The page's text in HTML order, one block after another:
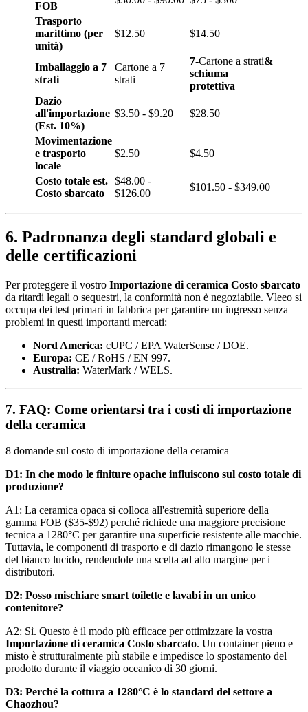
FOB
Trasporto
marittimo (per
unità)
$12.50 $14.50
Imballaggio a 7
strati
Cartone a 7
strati
7-Cartone a strati&
schiuma
protettiva
Dazio
all'importazione
(Est. 10%)
$3.50 - $9.20 $28.50
Movimentazione
e trasporto
locale
$2.50 $4.50
Costo totale est.
Costo sbarcato
$48.00 -
$126.00
$101.50 - $349.00
6. Padronanza degli standard globali e
delle certificazioni
Per proteggere il vostro Importazione di ceramica Costo sbarcato
da ritardi legali o sequestri, la conformità non è negoziabile. Vleeo si
occupa dei test primari in fabbrica per garantire un ingresso senza
problemi in questi importanti mercati:
Nord America: cUPC / EPA WaterSense / DOE.
Europa: CE / RoHS / EN 997.
Australia: WaterMark / WELS.
7. FAQ: Come orientarsi tra i costi di importazione
della ceramica
8 domande sul costo di importazione della ceramica
D1: In che modo le finiture opache influiscono sul costo totale di
produzione?
A1: La ceramica opaca si colloca all'estremità superiore della
gamma FOB ($35-$92) perché richiede una maggiore precisione
tecnica a 1280°C per garantire una superficie resistente alle macchie.
Tuttavia, le componenti di trasporto e di dazio rimangono le stesse
del bianco lucido, rendendole una scelta ad alto margine per i
distributori.
D2: Posso mischiare smart toilette e lavabi in un unico
contenitore?
A2: Sì. Questo è il modo più efficace per ottimizzare la vostra
Importazione di ceramica Costo sbarcato. Un container pieno e
misto è strutturalmente più stabile e impedisce lo spostamento del
prodotto durante il viaggio oceanico di 30 giorni.
D3: Perché la cottura a 1280°C è lo standard del settore a
Chaozhou?